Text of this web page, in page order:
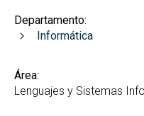
Departamento:
Informática
Área:
Lenguajes y Sistemas